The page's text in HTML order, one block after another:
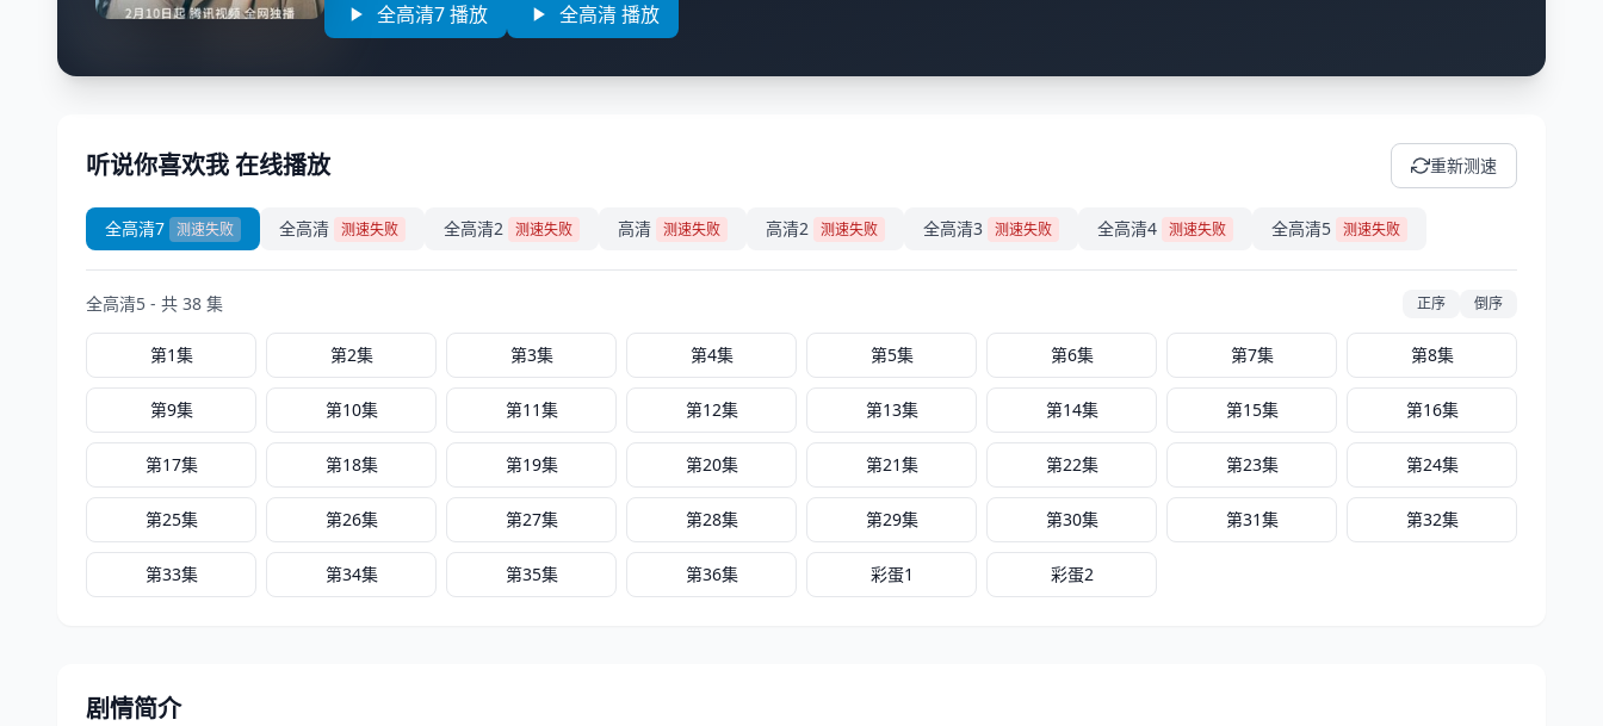
全高清7 播放 全高清 播放
听说你喜欢我 在线播放 重新测速
全高清7 测速失败 全高清 测速失败 全高清2 测速失败 高清 测速失败 高清2 测速失败 全高清3 测速失败 全高清4 测速失败 全高清5 测速失败
全高清5 - 共 38 集 正序 倒序
第1集 第2集 第3集 第4集 第5集 第6集 第7集 第8集
第9集 第10集 第11集 第12集 第13集 第14集 第15集 第16集
第17集 第18集 第19集 第20集 第21集 第22集 第23集 第24集
第25集 第26集 第27集 第28集 第29集 第30集 第31集 第32集
第33集 第34集 第35集 第36集 彩蛋1 彩蛋2
剧情简介